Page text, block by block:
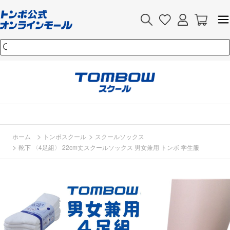
ホーム > トンボスクール > スクールソックス
> 靴下 〈4足組〉 22cm丈スクールソックス 男女兼用 トンボ 学生服